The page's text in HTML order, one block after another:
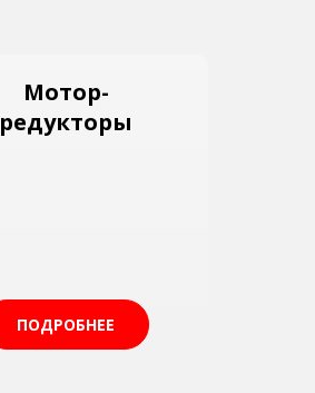
Мотор-
редукторы
ПОДРОБНЕЕ